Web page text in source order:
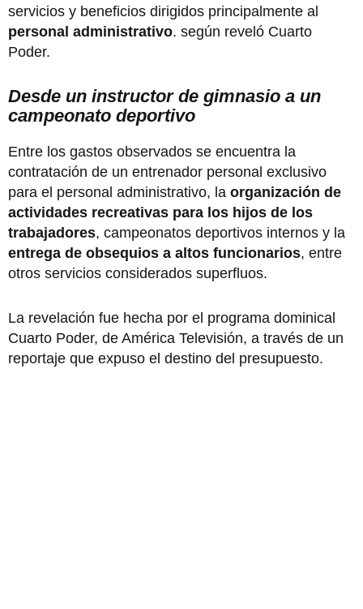
servicios y beneficios dirigidos principalmente al
personal administrativo. según reveló Cuarto
Poder.
Desde un instructor de gimnasio a un
campeonato deportivo
Entre los gastos observados se encuentra la
contratación de un entrenador personal exclusivo
para el personal administrativo, la organización de
actividades recreativas para los hijos de los
trabajadores, campeonatos deportivos internos y la
entrega de obsequios a altos funcionarios, entre
otros servicios considerados superfluos.
La revelación fue hecha por el programa dominical
Cuarto Poder, de América Televisión, a través de un
reportaje que expuso el destino del presupuesto.